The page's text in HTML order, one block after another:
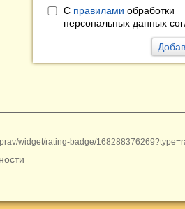
С правилами обработки
персональных данных
widget/rating-badge/